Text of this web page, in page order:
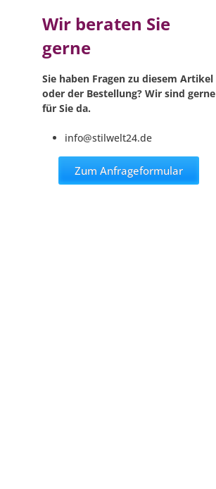
Wir beraten Sie
gerne
Sie haben Fragen zu diesem Artikel
oder der Bestellung? Wir sind gerne
für Sie da.
info@stilwelt24.de
Zum Anfrageformular